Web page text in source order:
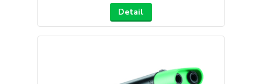
Detail